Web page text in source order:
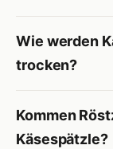
Wie werden
trocken?
Kommen
Käsespätzle?